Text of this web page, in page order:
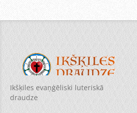
Ikšķiles evaņģēliski luteriskā
draudze